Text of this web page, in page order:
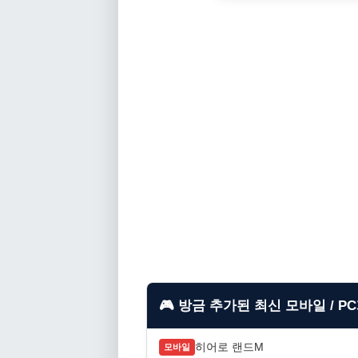
🎮 방금 추가된 최신 모바일 /
모바일 히어로 랜드M